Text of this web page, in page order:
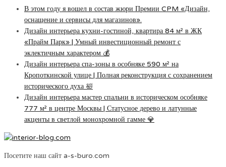
В этом году я вошел в состав жюри Премии CPM «Дизайн,
оснащение и сервисы для магазинов».
Дизайн интерьера кухни-гостиной, квартира 84 м² в ЖК
«Прайм Парк» | Умный инвестиционный ремонт с
эклектичным характером 💰
Дизайн интерьера спа-зоны в особняке 590 м² на
Кропоткинской улице | Полная реконструкция с сохранением
исторического духа 🛀
Дизайн интерьера мастер спальни в историческом особняке
777 м² в центре Москвы | Статусное дерево и латунные
акценты в светлой монохромной гамме 💎
Посетите наш сайт a-s-buro.com